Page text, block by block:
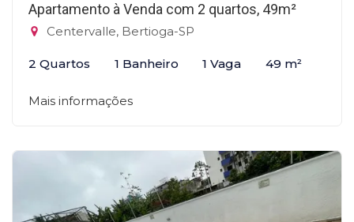
Apartamento à Venda com 2 quartos, 49m²
Centervalle, Bertioga-SP
2 Quartos 1 Banheiro 1 Vaga 49 m²
Mais informações